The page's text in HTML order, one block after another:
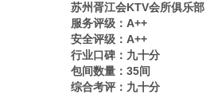
苏州胥江会KTV会所俱乐部
服务评级：A++
安全评级：A++
行业口碑：九十分
包间数量：35间
综合考评：九十分